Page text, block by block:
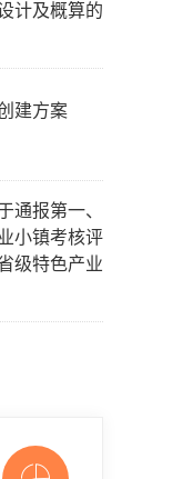
计及概算的
建方案
通报第一、
小镇考核评
级特色产业